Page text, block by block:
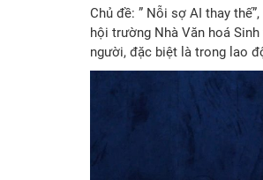
Chủ đề: ” Nỗi sợ AI thay
hội trường Nhà Văn hoá
người, đặc biệt là trong lao